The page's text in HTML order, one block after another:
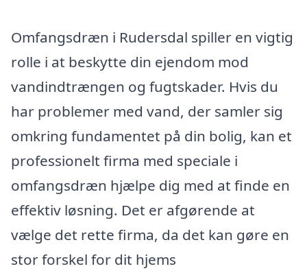
Omfangsdræn i Rudersdal spiller en vigtig
rolle i at beskytte din ejendom mod
vandindtrængen og fugtskader. Hvis du
har problemer med vand, der samler sig
omkring fundamentet på din bolig, kan et
professionelt firma med speciale i
omfangsdræn hjælpe dig med at finde en
effektiv løsning. Det er afgørende at
vælge det rette firma, da det kan gøre en
stor forskel for dit hjems